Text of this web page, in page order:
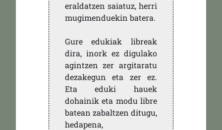
eraldatzen saiatuz, herri
mugimenduekin batera.
Gure edukiak libreak
dira, inork ez digulako
agintzen zer argitaratu
dezakegun eta zer ez.
Eta eduki hauek
dohainik eta modu libre
batean zabaltzen ditugu,
hedapena,